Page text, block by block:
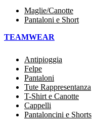
Maglie/Canotte
Pantaloni e Short
TEAMWEAR
Antipioggia
Felpe
Pantaloni
Tute Rappresentanza
T-Shirt e Canotte
Cappelli
Pantaloncini e Shorts